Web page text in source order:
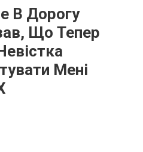
В Дорогу
Що Тепер
Мені